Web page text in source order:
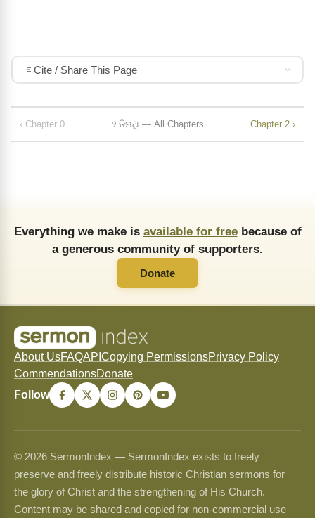
Cite / Share This Page
‹ Chapter 0 ୨ ତିମଥି — All Chapters Chapter 2 ›
Everything we make is available for freebecause of
a generous community of supporters.
Donate
About UsFAQAPI Copying PermissionsPrivacy Policy
CommendationsDonate
Follow
© 2026 SermonIndex — SermonIndex exists to freely
preserve and freely distribute historic Christian sermons for
the glory of Christ and the strengthening of His Church.
Content may be shared and copied for non-commercial use